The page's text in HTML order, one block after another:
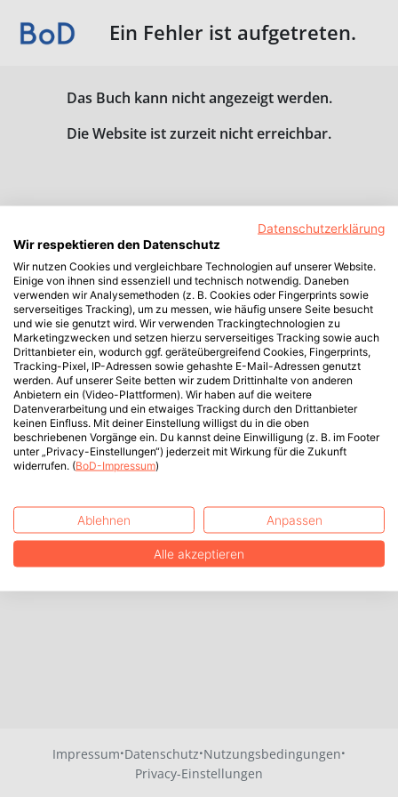
Ein Fehler ist aufgetreten.
Das Buch kann nicht angezeigt werden.
Die Website ist zurzeit nicht erreichbar.
Impressum·Datenschutz·Nutzungsbedingungen·
Privacy-Einstellungen
Datenschutzerklärung
Wir respektieren den Datenschutz
Wir nutzen Cookies und vergleichbare Technologien auf unserer Website.
Einige von ihnen sind essenziell und technisch notwendig. Daneben
verwenden wir Analysemethoden (z. B. Cookies oder Fingerprints sowie
serverseitiges Tracking), um zu messen, wie häufig unsere Seite besucht
und wie sie genutzt wird. Wir verwenden Trackingtechnologien zu
Marketingzwecken und setzen hierzu serverseitiges Tracking sowie auch
Drittanbieter ein, wodurch ggf. geräteübergreifend Cookies, Fingerprints,
Tracking-Pixel, IP-Adressen sowie gehashte E-Mail-Adressen genutzt
werden. Auf unserer Seite betten wir zudem Drittinhalte von anderen
Anbietern ein (Video-Plattformen). Wir haben auf die weitere
Datenverarbeitung und ein etwaiges Tracking durch den Drittanbieter
keinen Einfluss. Mit deiner Einstellung willigst du in die oben
beschriebenen Vorgänge ein. Du kannst deine Einwilligung (z. B. im Footer
unter „Privacy-Einstellungen“) jederzeit mit Wirkung für die Zukunft
widerrufen. (BoD-Impressum)
Ablehnen Anpassen
Alle akzeptieren